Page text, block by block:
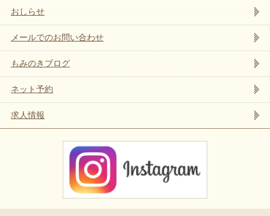
おしらせ
メールでのお問い合わせ
もみのきブログ
ネット予約
求人情報